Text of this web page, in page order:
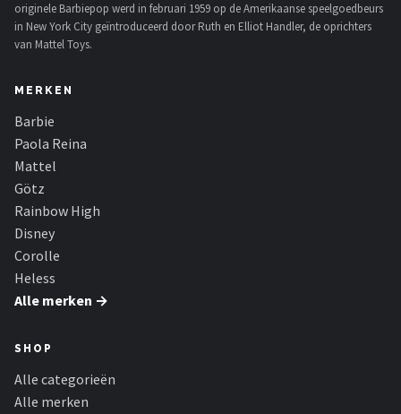
originele Barbiepop werd in februari 1959 op de Amerikaanse speelgoedbeurs
in New York City geïntroduceerd door Ruth en Elliot Handler, de oprichters
van Mattel Toys.
MERKEN
Barbie
Paola Reina
Mattel
Götz
Rainbow High
Disney
Corolle
Heless
Alle merken →
SHOP
Alle categorieën
Alle merken